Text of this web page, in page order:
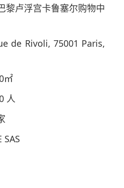
黎卢浮宫卡鲁塞尔购物中
de Rivoli, 75001 Paris,
㎡
人
SAS